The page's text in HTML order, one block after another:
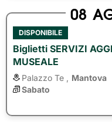
08
DISPONIBILE
Biglietti SERVIZI
MUSEALE
Palazzo Te ,
Mantova
Sabato